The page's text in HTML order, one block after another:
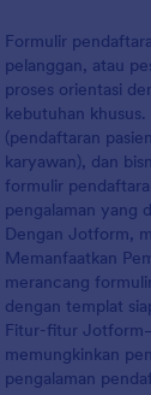
Formulir
pelanggan, atau
proses orientasi
kebutuhan
(pendaftaran
karyawan), dan
formulir
pengalaman yang
Dengan Jotform,
Memanfaatkan
merancang
dengan templat
Fitur-fitur
memungkinkan
pengalaman